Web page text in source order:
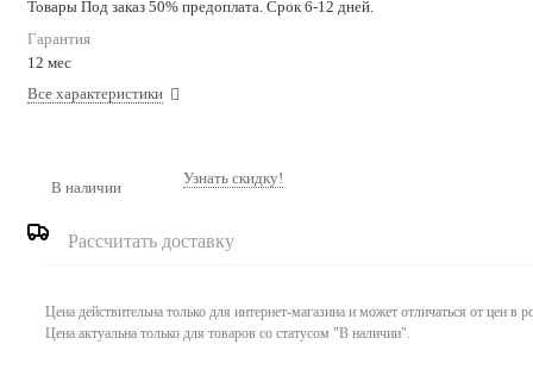
Товары Под заказ 50% предоплата. Срок 6-12 дней.
Гарантия
12 мес
Все характеристики
В наличии Узнать скидку!
Рассчитать доставку
Цена действительна только для интернет-магазина и может отличаться от цен в
Цена актуальна только для товаров со статусом "В наличии".